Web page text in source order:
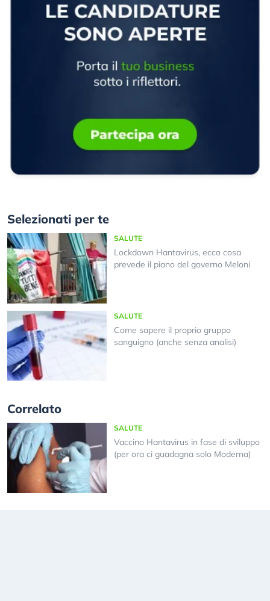
Selezionati per te
SALUTE
Lockdown Hantavirus, ecco cosa
prevede il piano del governo Meloni
SALUTE
Come sapere il proprio gruppo
sanguigno (anche senza analisi)
Correlato
SALUTE
Vaccino Hantavirus in fase di sviluppo
(per ora ci guadagna solo Moderna)